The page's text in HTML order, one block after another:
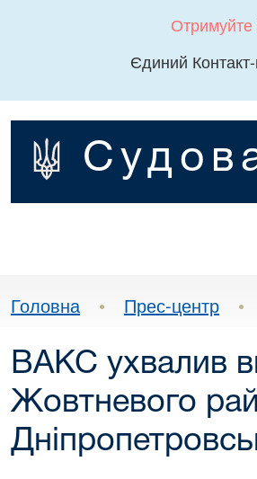
Єдиний
Головна • Прес-центр •
ВАКС ухвалив
Жовтневого